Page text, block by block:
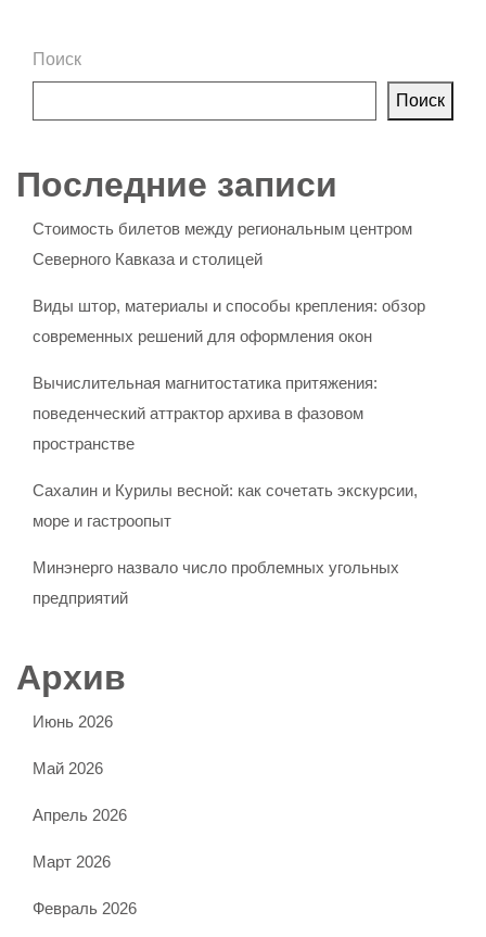
Поиск
Поиск
Последние записи
Стоимость билетов между региональным центром
Северного Кавказа и столицей
Виды штор, материалы и способы крепления: обзор
современных решений для оформления окон
Вычислительная магнитостатика притяжения:
поведенческий аттрактор архива в фазовом
пространстве
Сахалин и Курилы весной: как сочетать экскурсии,
море и гастроопыт
Минэнерго назвало число проблемных угольных
предприятий
Архив
Июнь 2026
Май 2026
Апрель 2026
Март 2026
Февраль 2026